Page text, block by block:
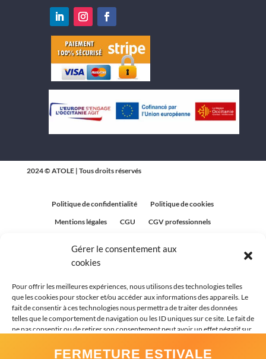
Gérer le consentement aux
cookies
Pour offrir les meilleures expériences, nous utilisons des technologies telles
que les cookies pour stocker et/ou accéder aux informations des appareils. Le
fait de consentir à ces technologies nous permettra de traiter des données
telles que le comportement de navigation ou les ID uniques sur ce site. Le fait de
ne pas consentir ou de retirer son consentement peut avoir un effet négatif sur
2024 © ATOLE | Tous droits réservés
Politique de confidentialité
Politique de cookies
Mentions légales
CGU
CGV professionnels
FERMETURE ESTIVALE